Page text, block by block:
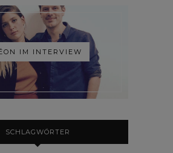
IM INTERVIEW
SCHLAGWÖRTER